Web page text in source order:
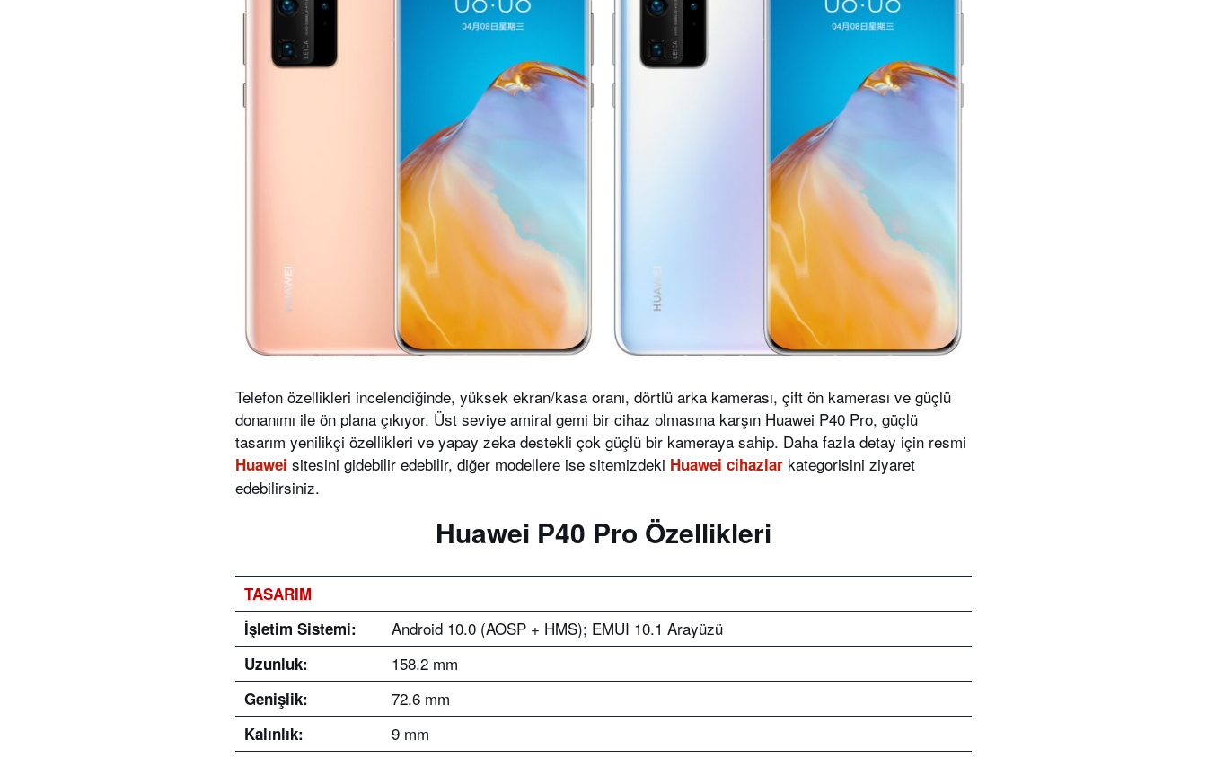
Telefon özellikleri incelendiğinde, yüksek ekran/kasa oranı, dörtlü arka kamerası, çift ön kamerası ve güçlü
donanımı ile ön plana çıkıyor. Üst seviye amiral gemi bir cihaz olmasına karşın Huawei P40 Pro, güçlü
tasarım yenilikçi özellikleri ve yapay zeka destekli çok güçlü bir kameraya sahip. Daha fazla detay için resmi
Huawei sitesini gidebilir edebilir, diğer modellere ise sitemizdeki Huawei cihazlar kategorisini ziyaret
edebilirsiniz.
Huawei P40 Pro Özellikleri
TASARIM
İşletim Sistemi:
Android 10.0 (AOSP + HMS); EMUI 10.1 Arayüzü
Uzunluk: 158.2 mm
Genişlik: 72.6 mm
Kalınlık:
9 mm